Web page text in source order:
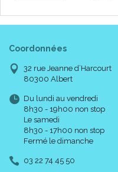
Si vous commandez, n'
VotrePOINTURE
OU
Le code ACL/ EAN
Coordonnées
32 rue Jeanne d’Harcourt
80300 Albert
Du lundi au vendredi
8h30 - 19h00 non stop
Le samedi
8h30 - 17h00 non stop
Fermé le dimanche
03 22 74 45 50